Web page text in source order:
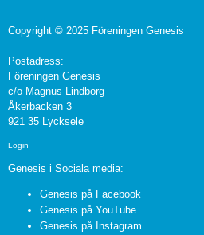
Copyright © 2025 Föreningen Genesis
Postadress:
Föreningen Genesis
c/o Magnus Lindborg
Åkerbacken 3
921 35 Lycksele
Login
Genesis i Sociala media:
Genesis på Facebook
Genesis på YouTube
Genesis på Instagram